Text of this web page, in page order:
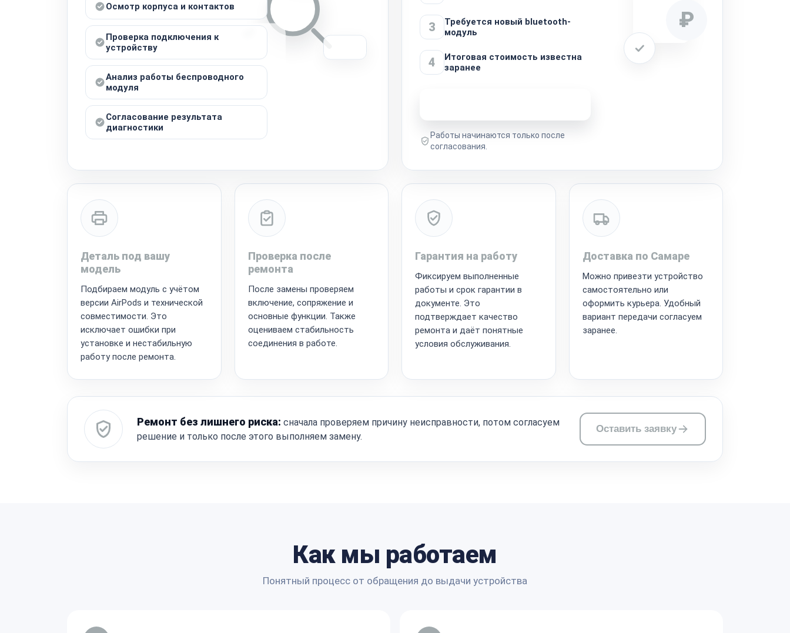
Осмотр корпуса и контактов
Проверка подключения к
устройству
Анализ работы беспроводного
модуля
Согласование результата
диагностики
3
Требуется новый bluetooth-
модуль
4
Итоговая стоимость известна
заранее
Работы начинаются только после
согласования.
₽
Деталь под вашу
модель
Подбираем модуль с учётом
версии AirPods и технической
совместимости. Это
исключает ошибки при
установке и нестабильную
работу после ремонта.
Проверка после
ремонта
После замены проверяем
включение, сопряжение и
основные функции. Также
оцениваем стабильность
соединения в работе.
Гарантия на работу
Фиксируем выполненные
работы и срок гарантии в
документе. Это
подтверждает качество
ремонта и даёт понятные
условия обслуживания.
Доставка по Самаре
Можно привезти устройство
самостоятельно или
оформить курьера. Удобный
вариант передачи согласуем
заранее.
Ремонт без лишнего риска: сначала проверяем причину неисправности, потом согласуем
решение и только после этого выполняем замену.
Оставить заявку
Как мы работаем
Понятный процесс от обращения до выдачи устройства